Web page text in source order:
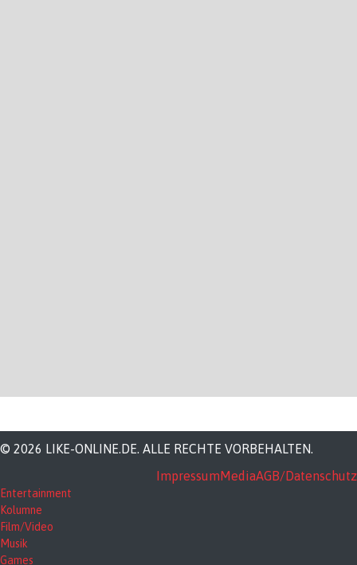
© 2026 LIKE-ONLINE.DE. ALLE RECHTE VORBEHALTEN.
ImpressumMediaAGB/Datenschutz
Entertainment
Kolumne
Film/Video
Musik
Games